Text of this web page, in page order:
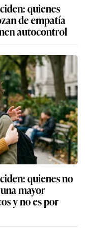
quienes
de empatía
autocontrol
quienes no
mayor
y no es por